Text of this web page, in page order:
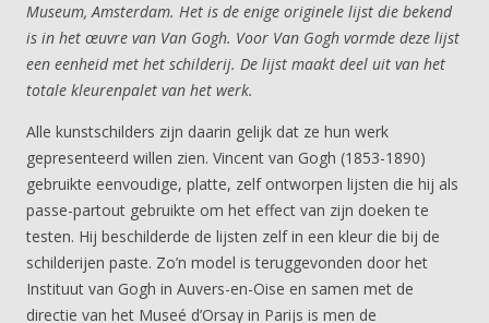
Museum, Amsterdam. Het is de enige originele lijst die bekend
is in het œuvre van Van Gogh. Voor Van Gogh vormde deze lijst
een eenheid met het schilderij. De lijst maakt deel uit van het
totale kleurenpalet van het werk.
Alle kunstschilders zijn daarin gelijk dat ze hun werk
gepresenteerd willen zien. Vincent van Gogh (1853-1890)
gebruikte eenvoudige, platte, zelf ontworpen lijsten die hij als
passe-partout gebruikte om het effect van zijn doeken te
testen. Hij beschilderde de lijsten zelf in een kleur die bij de
schilderijen paste. Zo’n model is teruggevonden door het
Instituut van Gogh in Auvers-en-Oise en samen met de
directie van het Museé d’Orsay in Parijs is men de